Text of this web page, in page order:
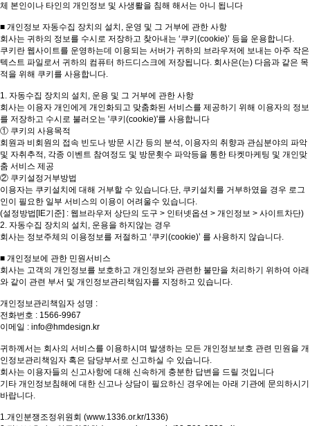
체 본인이나 타인의 개인정보 및 사생뢀을 침해 해서는 아니 됩니다
■ 개인정보 자동수집 장치의 설치, 운영 및 그 거부에 관한 사항
회사는 귀하의 정보를 수시로 저장하고 찾아내는 ‘쿠키(cookie)’ 등을 운용합니다.
쿠키란 웹사이트를 운영하는데 이용되는 서버가 귀하의 브라우저에 보내는 아주 작은
텍스트 파일로서 귀하의 컴퓨터 하드디스크에 저장됩니다. 회사은(는) 다음과 같은 목
적을 위해 쿠키를 사용합니다.
1. 자동수집 장치의 설치, 운용 및 그 거부에 관한 사항
회사는 이용자 개인에게 개인화되고 맞춤화된 서비스를 제공하기 위해 이용자의 정보
를 저장하고 수시로 불러오는 '쿠키(cookie)'를 사용합니다
① 쿠키의 사용목적
회원과 비회원의 접속 빈도나 방문 시간 등의 분석, 이용자의 취향과 관심분야의 파악
및 자취추적, 각종 이벤트 참여정도 및 방문횟수 파악등을 통한 타켓마케팅 및 개인맞
춤 서비스 제공
② 쿠키설정거부방법
이용자는 쿠키설치에 대해 거부할 수 있습니다.단, 쿠키설치를 거부하였을 경우 로그
인이 필요한 일부 서비스의 이용이 어려울수 있습니다.
(설정방법[IE기준] : 웹브라우저 상단의 도구 > 인터넷옵션 > 개인정보 > 사이트차단)
2. 자동수집 장치의 설치, 운용을 하지않는 경우
회사는 정보주체의 이용정보를 저절하고 ‘쿠키(cookie)’ 를 사용하지 않습니다.
■ 개인정보에 관한 민원서비스
회사는 고객의 개인정보를 보호하고 개인정보와 관련한 불만을 처리하기 위하여 아래
와 같이 관련 부서 및 개인정보관리책임자를 지정하고 있습니다.
개인정보관리책임자 성명 :
전화번호 : 1566-9967
이메일 : info@hmdesign.kr
귀하께서는 회사의 서비스를 이용하시며 발생하는 모든 개인정보보호 관련 민원을 개
인정보관리책임자 혹은 담당부서로 신고하실 수 있습니다.
회사는 이용자들의 신고사항에 대해 신속하게 충분한 답변을 드릴 것입니다
기타 개인정보침해에 대한 신고나 상담이 필요하신 경우에는 아래 기관에 문의하시기
바랍니다.
1.개인분쟁조정위원회 (www.1336.or.kr/1336)